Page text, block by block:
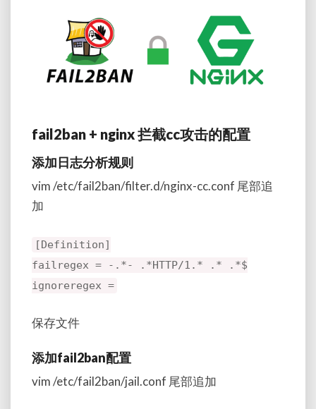
fail2ban + nginx 拦截cc攻击的配置
添加日志分析规则
vim /etc/fail2ban/filter.d/nginx-cc.conf 尾部追
加
[Definition]
failregex = -.*- .*HTTP/1.* .* .*$
ignoreregex =
保存文件
添加fail2ban配置
vim /etc/fail2ban/jail.conf 尾部追加